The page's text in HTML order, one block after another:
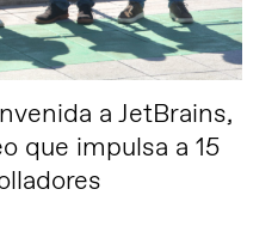
a JetBrains,
que impulsa a 15